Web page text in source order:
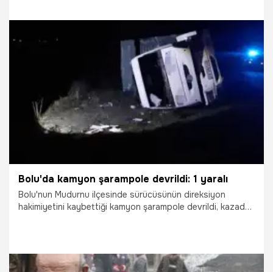
Bolu'da kamyon şarampole devrildi: 1 yaralı
Bolu'nun Mudurnu ilçesinde sürücüsünün direksiyon
hakimiyetini kaybettiği kamyon şarampole devrildi, kazada